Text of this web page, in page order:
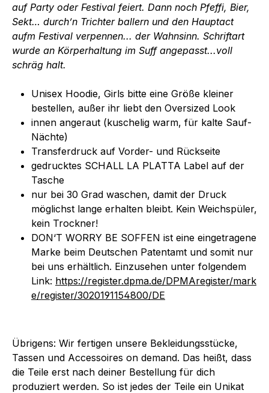
auf Party oder Festival feiert. Dann noch Pfeffi, Bier,
Sekt… durch’n Trichter ballern und den Hauptact
aufm Festival verpennen... der Wahnsinn. Schriftart
wurde an Körperhaltung im Suff angepasst...voll
schräg halt.
Unisex Hoodie, Girls bitte eine Größe kleiner
bestellen, außer ihr liebt den Oversized Look
innen angeraut (kuschelig warm, für kalte Sauf-
Nächte)
Transferdruck auf Vorder- und Rückseite
gedrucktes SCHALL LA PLATTA Label auf der
Tasche
nur bei 30 Grad waschen, damit der Druck
möglichst lange erhalten bleibt. Kein Weichspüler,
kein Trockner!
DON‘T WORRY BE SOFFEN ist eine eingetragene
Marke beim Deutschen Patentamt und somit nur
bei uns erhältlich. Einzusehen unter folgendem
Link: https://register.dpma.de/DPMAregister/mark
e/register/3020191154800/DE
Übrigens: Wir fertigen unsere Bekleidungsstücke,
Tassen und Accessoires on demand. Das heißt, dass
die Teile erst nach deiner Bestellung für dich
produziert werden. So ist jedes der Teile ein Unikat